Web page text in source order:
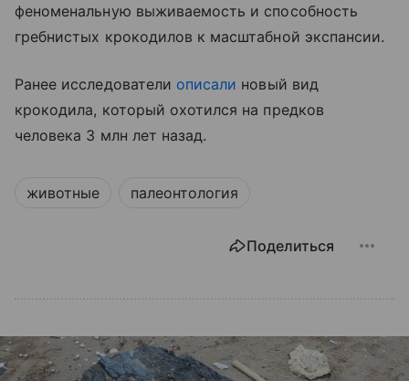
феноменальную выживаемость и способность
гребнистых крокодилов к масштабной экспансии.
Ранее исследователи описали новый вид
крокодила, который охотился на предков
человека 3 млн лет назад.
животные палеонтология
Поделиться